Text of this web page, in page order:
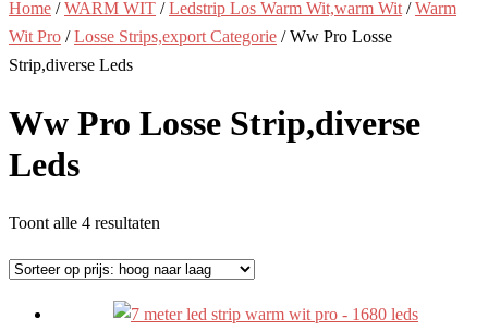
Home /WARM WIT /Ledstrip Los Warm Wit,warm Wit /Warm
Wit Pro /Losse Strips,export Categorie / Ww Pro Losse
Strip,diverse Leds
Ww Pro Losse Strip,diverse
Leds
Toont alle 4 resultaten
prijs:
hoog